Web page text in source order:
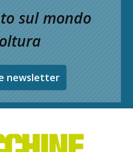
sul mondo
newsletter